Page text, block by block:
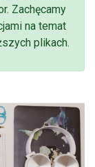
Zachęcamy
na temat
plikach.